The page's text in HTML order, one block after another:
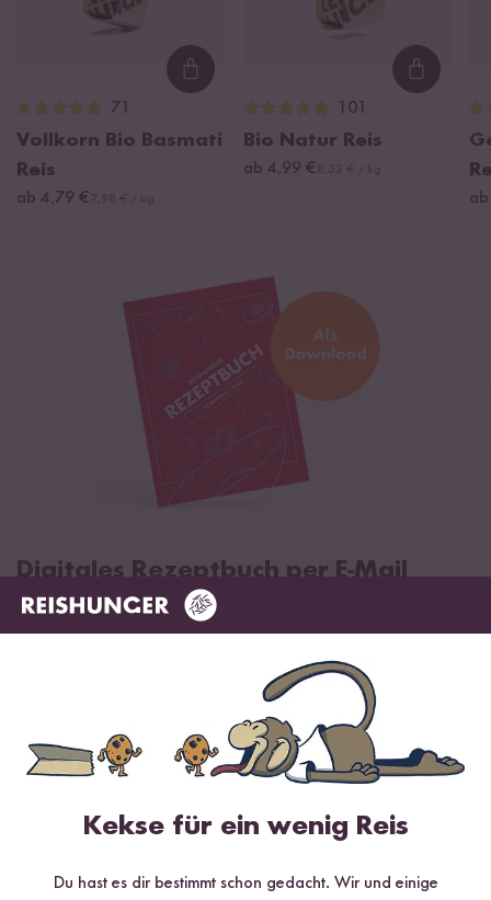
Loading...
71
Vollkorn Bio Basmati
Reis
ab 4,79 €
101
Bio Natur Reis
ab 4,99 €
Digitales Rezeptbuch per E-Mail
✔️ 25 leckere Rezepte aus unseren bunten Kochwelten
✔️ Von Sushi über Curry bis hin zu Desserts
✔️ Inklusive Tipps & Tricks für die Zubereitung
Kekse für ein wenig Reis
Du hast es dir bestimmt schon gedacht. Wir und einige